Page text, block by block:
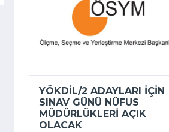
YÖKDİL/2 ADAYLARI IÇIN
SINAV GÜNÜ NÜFUS
MÜDÜRLÜKLERI AÇIK
OLACAK